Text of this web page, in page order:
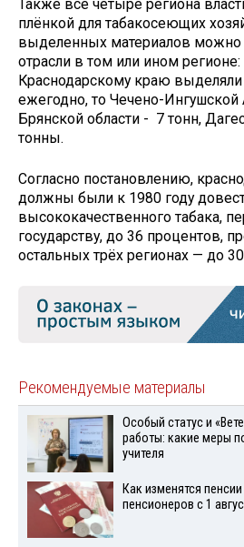
Также все четыре региона
плёнкой для табакосеющих
выделенных материалов можно
отрасли в том или ином регионе:
Краснодарскому краю
ежегодно, то Чечено-
Брянской области - 7 тонн,
тонны.
Согласно постановлению,
должны были к 1980 году
высококачественного табака,
государству, до 36 процентов,
остальных трёх регионах — до
Рекомендуемые материалы
Особый статус и
работы: какие меры
учителя
Как изменятся
пенсионеров с 1